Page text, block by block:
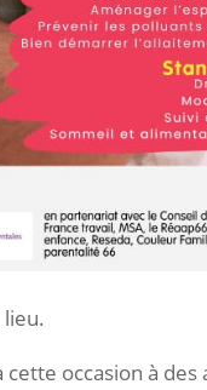
lieu.
cette occasion à